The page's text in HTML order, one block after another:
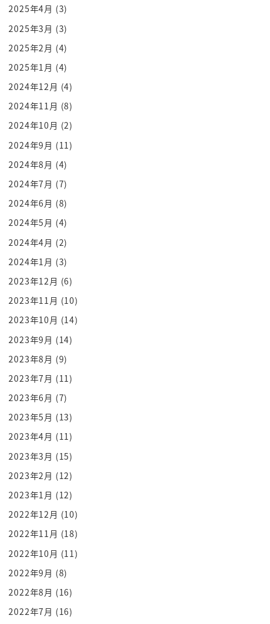
のをどういうことだのっていうモヤモヤし
たこの国民のストレスを発散するという
ですね
そういう諸説になっていますなので勝ち
ちゃーんといつになったら建材もあるんだ
よとかもっとはっきり行ってグレーアウト
かねオリンピックこの感じでよかったか
なーとかねそういうですねもう皆さんの中
にあるわだかまりがあると思うんですよ
このわだかまりをですねこのとんでもで
ですねとんでも村曽大根とがですね2回位
に吹き飛ばしてくれるという役割になって
ますから
侮らないでねー
これ侮れないんですよ何ポロトンデモ本
ぽいんじゃなくてむしろですねこの本が今
売れているということはですねそれぐらい
今日本人は相当にストレスが溜まってるん
今までもいろいろありましたよねすごく
ストレスが溜まっている社会現象とかです
ね災害とか起きるとですねそれを払拭する
ようなエンターテインメントが求められ
るってことですね
ですからこの本ねぇそういう意味で言うと
ですね
まさにこのころの状況で読むからこそ
面白い
そして何を隠そうこのですね設定で
現代日本へられているところですよ
ドラマ化とか映画化はしやすさはだなって
感じますよ
はいなのでですねこのオールスター偉人
たちがですねどのように内閣運営するとか
ぜひんお楽しみいただきたいんですよ今日
はねー
2025年4月 (3)
2025年3月 (3)
2025年2月 (4)
2025年1月 (4)
2024年12月 (4)
2024年11月 (8)
2024年10月 (2)
2024年9月 (11)
2024年8月 (4)
2024年7月 (7)
2024年6月 (8)
2024年5月 (4)
2024年4月 (2)
2024年1月 (3)
2023年12月 (6)
2023年11月 (10)
2023年10月 (14)
2023年9月 (14)
2023年8月 (9)
2023年7月 (11)
2023年6月 (7)
2023年5月 (13)
2023年4月 (11)
2023年3月 (15)
2023年2月 (12)
2023年1月 (12)
2022年12月 (10)
2022年11月 (18)
2022年10月 (11)
2022年9月 (8)
2022年8月 (16)
2022年7月 (16)